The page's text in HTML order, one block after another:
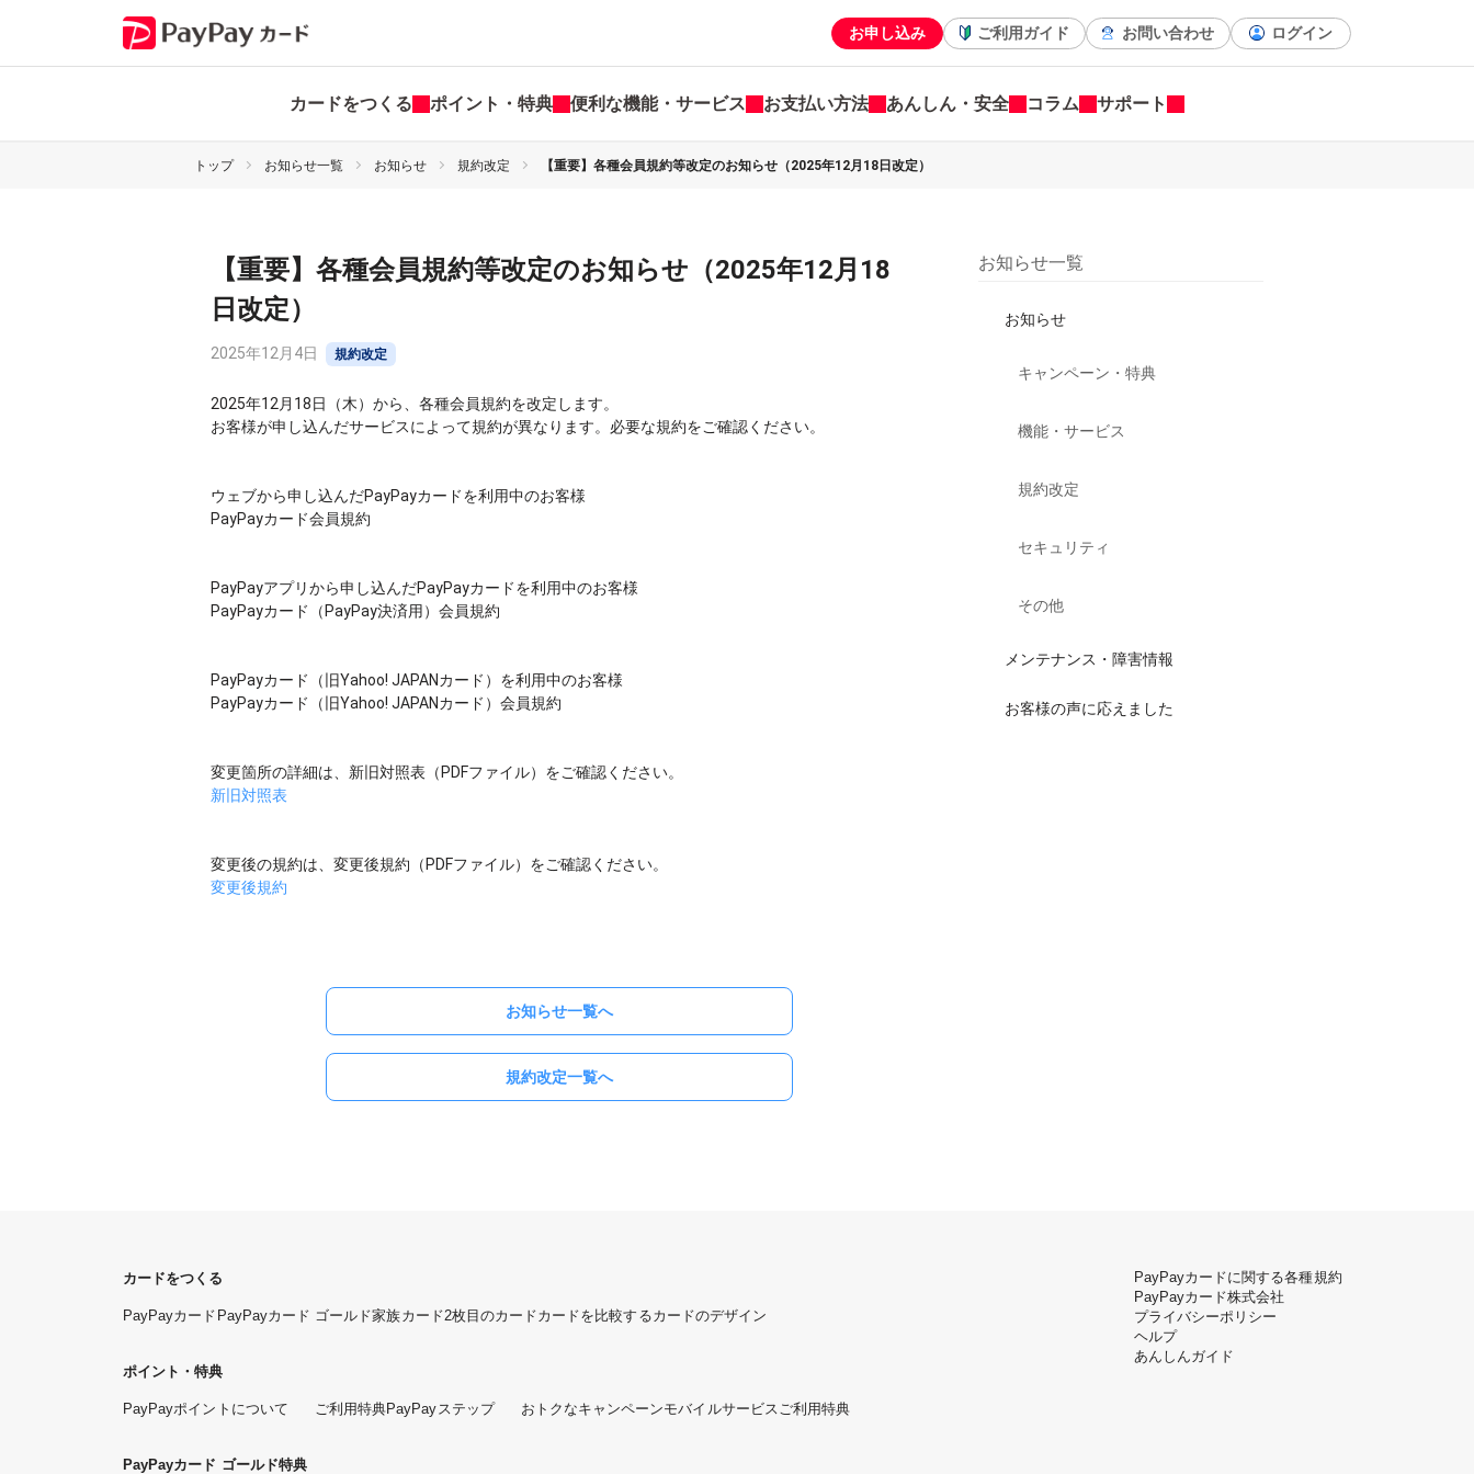
お申し込み ご利用ガイド お問い合わせ ログイン
カードをつくる ポイント・特典 便利な機能・サービス お支払い方法 あんしん・安全 コラム サポート
トップ お知らせ一覧 お知らせ 規約改定 【重要】各種会員規約等改定のお知らせ（2025年12月18日改定）
【重要】各種会員規約等改定のお知らせ（2025年12月18
日改定）
2025年12月4日 規約改定
2025年12月18日（木）から、各種会員規約を改定します。
お客様が申し込んだサービスによって規約が異なります。必要な規約をご確認ください。
ウェブから申し込んだPayPayカードを利用中のお客様
PayPayカード会員規約
PayPayアプリから申し込んだPayPayカードを利用中のお客様
PayPayカード（PayPay決済用）会員規約
PayPayカード（旧Yahoo! JAPANカード）を利用中のお客様
PayPayカード（旧Yahoo! JAPANカード）会員規約
変更箇所の詳細は、新旧対照表（PDFファイル）をご確認ください。
新旧対照表
変更後の規約は、変更後規約（PDFファイル）をご確認ください。
変更後規約
お知らせ一覧へ
規約改定一覧へ
お知らせ一覧
お知らせ
キャンペーン・特典
機能・サービス
規約改定
セキュリティ
その他
メンテナンス・障害情報
お客様の声に応えました
カードをつくる
PayPayカード PayPayカード ゴールド家族カード2枚目のカードカードを比較するカードのデザイン
ポイント・特典
PayPayポイントについて ご利用特典PayPayステップ おトクなキャンペーンモバイルサービスご利用特典
PayPayカード ゴールド特典
PayPayカードに関する各種規約
PayPayカード株式会社
プライバシーポリシー
ヘルプ
あんしんガイド